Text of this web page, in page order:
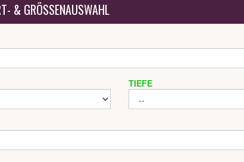
& GRÖSSENAUSWAHL
TIEFE